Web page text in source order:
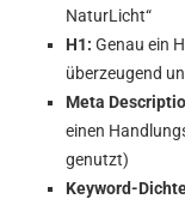
NaturLicht“
H1: Genau ein
überzeugend
Meta
einen
genutzt)
Keyword-